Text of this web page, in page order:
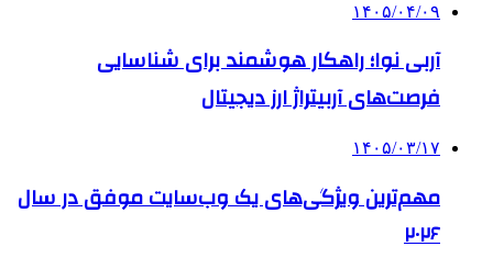
۱۴۰۵/۰۴/۰۹
آربی نوا؛ راهکار هوشمند برای شناسایی
فرصت‌های آربیتراژ ارز دیجیتال
۱۴۰۵/۰۳/۱۷
مهم‌ترین ویژگی‌های یک وب‌سایت موفق در سال
۲۰۲۶